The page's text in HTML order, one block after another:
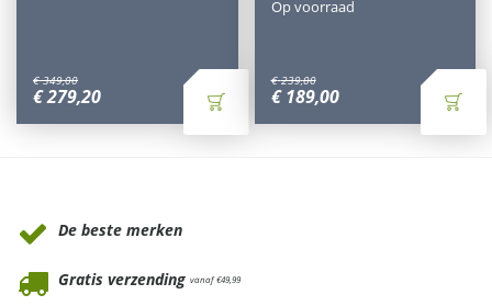
€ 349,00
€279,20
€ 239,00
€ 189,00
Op voorraad
De beste merken
Gratis verzending vanaf €49,99